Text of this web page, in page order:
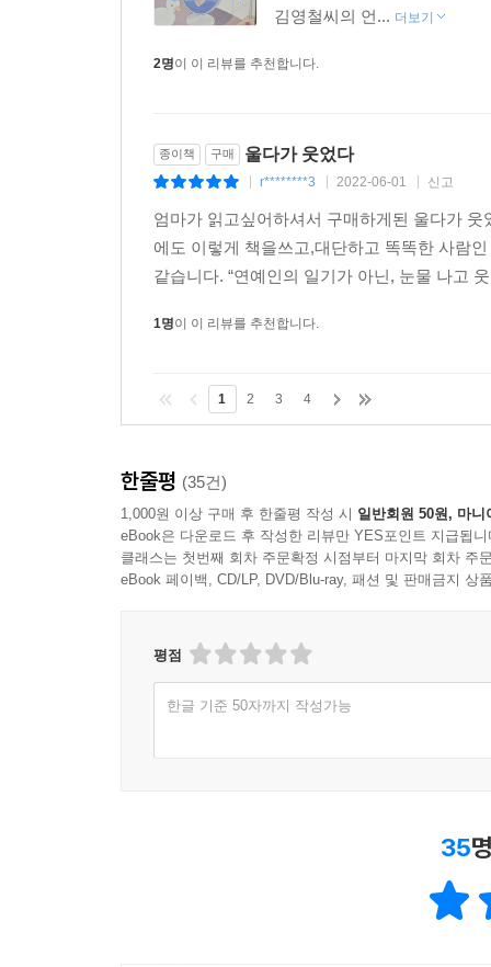
김영철씨의 언... 더보기
2명이 이 리뷰를 추천합니다.
종이책 구매 울다가 웃었다
r********3 2022-06-01 신고
엄마가 읽고싶어하셔서 구매하게된 울다가
에도 이렇게 책을쓰고,대단하고 똑똑한 사람
같습니다. “연예인의 일기가 아닌, 눈물 나고
1명이 이 리뷰를 추천합니다.
1 2 3 4
한줄평 (35건)
1,000원 이상 구매 후 한줄평 작성 시 일반회원 50원, 마니
eBook은 다운로드 후 작성한 리뷰만 YES포인트 지급됩니
클래스는 첫번째 회차 주문확정 시점부터 마지막 회차 주
eBook 페이백, CD/LP, DVD/Blu-ray, 패션 및 판매금지 상
평점
한글 기준 50자까지 작성가능
35